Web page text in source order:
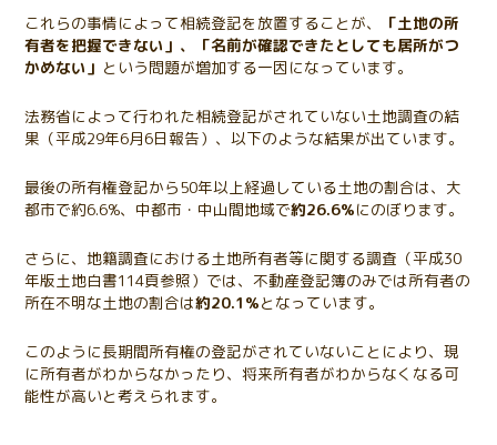
これらの事情によって相続登記を放置することが、
「土地の所
有者を把握できない」、「名前が確認できたとしても居所がつ
かめない」 という問題が増加する一因になっています。
法務省によって行われた相続登記がされていない土地調査の結
果（平成29年6月6日報告）、以下のような結果が出ています。
最後の所有権登記から50年以上経過している土地の割合は、大
都市で約6.6%、中都市・中山間地域で約26.6%にのぼります。
さらに、地籍調査における土地所有者等に関する調査（平成30
年版土地白書114頁参照）では、不動産登記簿のみでは所有者の
所在不明な土地の割合は約20.1%となっています。
このように長期間所有権の登記がされていないことにより、現
に所有者がわからなかったり、将来所有者がわからなくなる可
能性が高いと考えられます。